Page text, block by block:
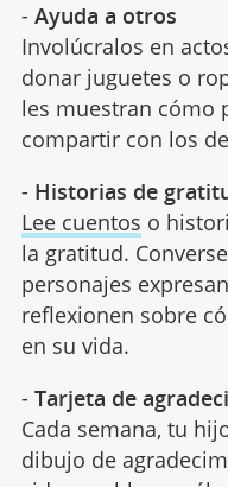
- Ayuda a otros
Involúcralos en
donar juguetes o
les muestran cómo
compartir con los
- Historias de
Lee cuentos o
la gratitud.
personajes
reflexionen sobre
en su vida.
- Tarjeta de
Cada semana, tu
dibujo de